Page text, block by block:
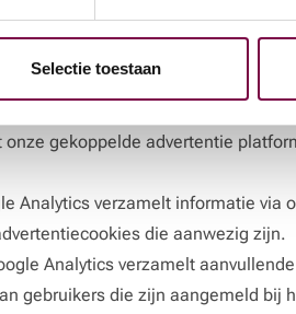
Selectie toestaan
gegevens, zodat we inzicht
gekoppelde advertentie
Analytics verzamelt informatie via
die aanwezig zijn.
Analytics verzamelt
gebruikers die zijn aangemeld bij